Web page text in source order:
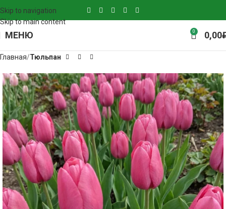
Skip to navigation
Skip to main content
МЕНЮ 0 0,00
Главная Тюльпан